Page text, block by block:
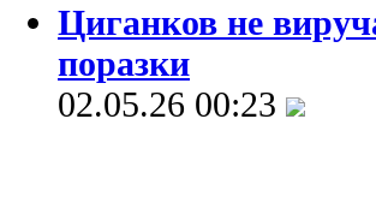
Циганков не
поразки
02.05.26 00:23